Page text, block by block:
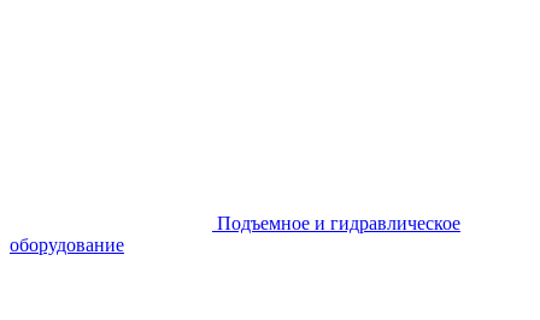
Подъемное и гидравлическое
оборудование